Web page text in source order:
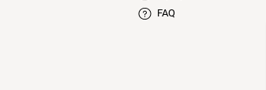
FAQ